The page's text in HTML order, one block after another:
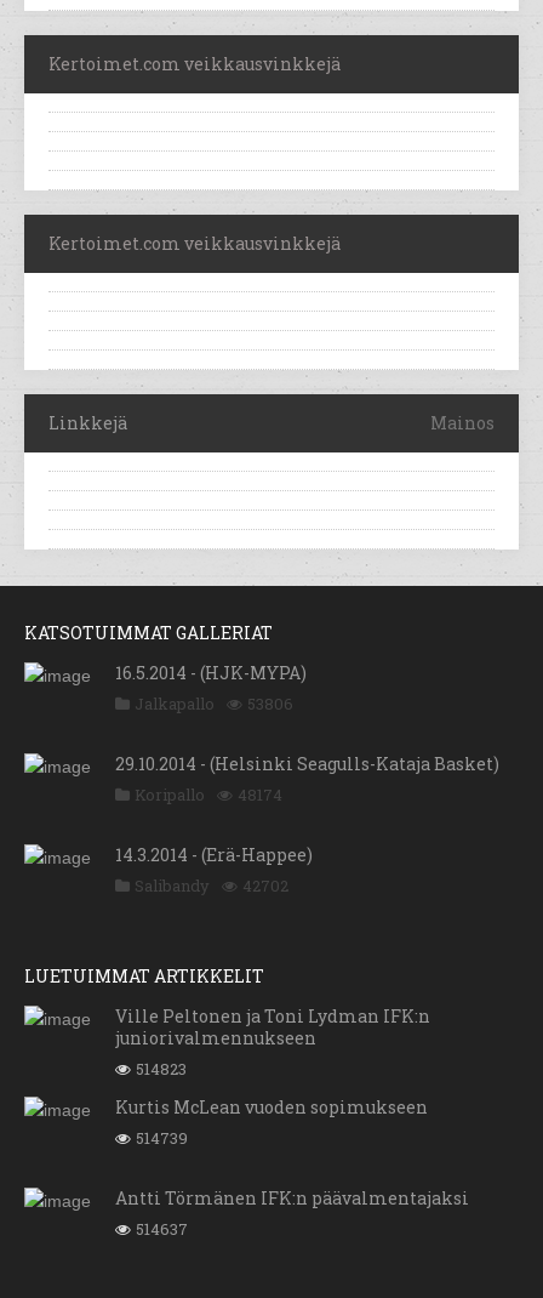
Kertoimet.com veikkausvinkkejä
Kertoimet.com veikkausvinkkejä
Linkkejä Mainos
KATSOTUIMMAT GALLERIAT
16.5.2014 - (HJK-MYPA)
Jalkapallo 53806
29.10.2014 - (Helsinki Seagulls-Kataja Basket)
Koripallo 48174
14.3.2014 - (Erä-Happee)
Salibandy 42702
LUETUIMMAT ARTIKKELIT
Ville Peltonen ja Toni Lydman IFK:n
juniorivalmennukseen
514823
Kurtis McLean vuoden sopimukseen
514739
Antti Törmänen IFK:n päävalmentajaksi
514637